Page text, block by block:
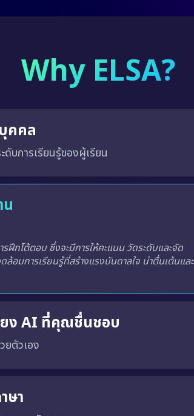
Why ELSA?
คคล
บการเรียนรู้ของผู้เรียน
ฝึกโต้ตอบ ซึ่งจะมีการให้คะแนน วัดระดับและจัด
ล้อมการเรียนรู้ที่สร้างแรงบันดาลใจ น่าตื่นเต้นและ
ยง AI ที่คุณชื่นชอบ
ยตัวเอง
ษา